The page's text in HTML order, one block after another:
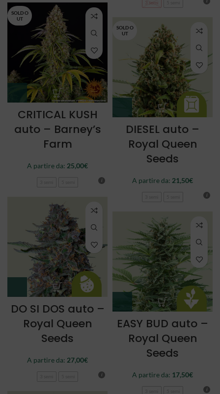
3 semi
SOLD O
UT
CRITICAL KUSH
auto – Barney’s
Farm
A partire da: 25,00€
SOLD O
UT
DIESEL auto –
Royal Queen
Seeds
A partire da: 21,50€
DO SI DOS auto –
Royal Queen
Seeds
A partire da: 27,00€
EASY BUD auto –
Royal Queen
Seeds
A partire da: 17,50€